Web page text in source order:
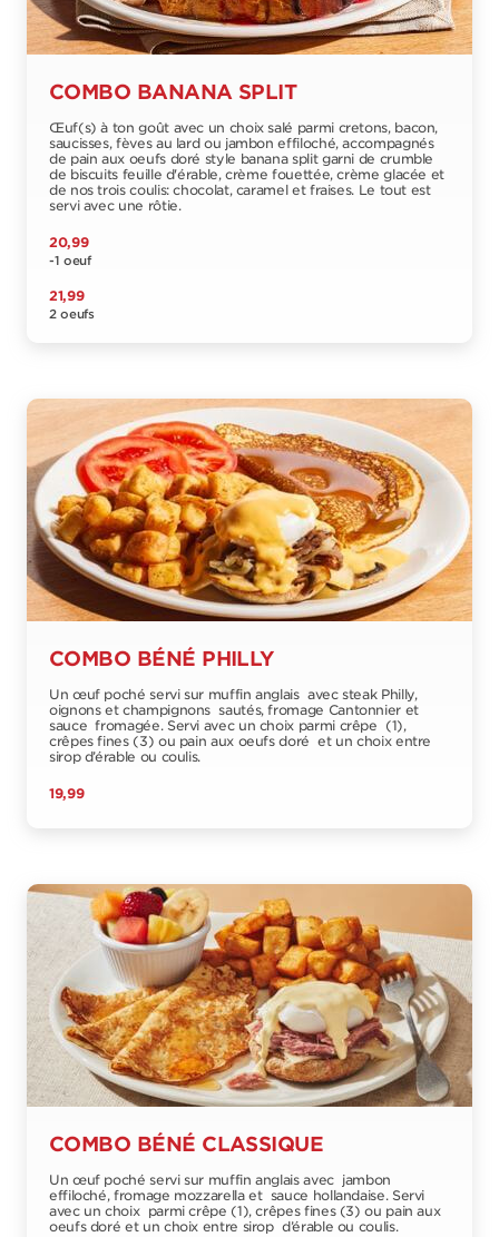
COMBO BANANA SPLIT
Œuf(s) à ton goût avec un choix salé parmi cretons, bacon,
saucisses, fèves au lard ou jambon effiloché, accompagnés
de pain aux oeufs doré style banana split garni de crumble
de biscuits feuille d'érable, crème fouettée, crème glacée et
de nos trois coulis: chocolat, caramel et fraises. Le tout est
servi avec une rôtie.
20,99
-1 oeuf
21,99
2 oeufs
COMBO BÉNÉ PHILLY
Un œuf poché servi sur muffin anglais avec steak Philly,
oignons et champignons sautés, fromage Cantonnier et
sauce fromagée. Servi avec un choix parmi crêpe (1),
crêpes fines (3) ou pain aux oeufs doré et un choix entre
sirop d’érable ou coulis.
19,99
COMBO BÉNÉ CLASSIQUE
Un œuf poché servi sur muffin anglais avec jambon
effiloché, fromage mozzarella et sauce hollandaise. Servi
avec un choix parmi crêpe (1), crêpes fines (3) ou pain aux
oeufs doré et un choix entre sirop d’érable ou coulis.